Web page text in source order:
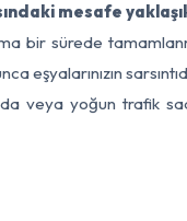
mesafe
bir sürede
eşyalarınızın
veya yoğun trafik